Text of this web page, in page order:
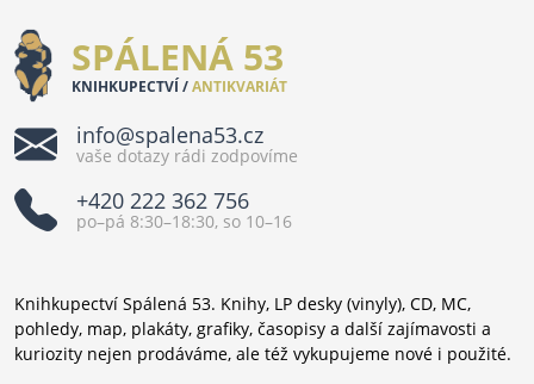
SPÁLENÁ 53
KNIHKUPECTVÍ /ANTIKVARIÁT
info@spalena53.cz
vaše dotazy rádi zodpovíme
+420 222 362 756
po–pá 8:30–18:30, so 10–16
Knihkupectví Spálená 53. Knihy, LP desky (vinyly), CD, MC,
pohledy, map, plakáty, grafiky, časopisy a další zajímavosti a
kuriozity nejen prodáváme, ale též vykupujeme nové i použité.